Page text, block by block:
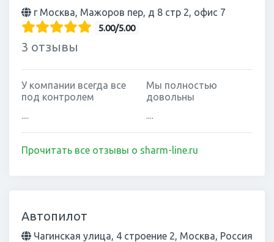
г Москва, Мажоров пер, д 8 стр 2, офис 7
5.00/5.00
3 отзывы
У компании всегда все
под контролем
Мы полностью
довольны
Прочитать все отзывы о sharm-line.ru
Автопилот
Чагинская улица, 4 строение 2, Москва, Россия